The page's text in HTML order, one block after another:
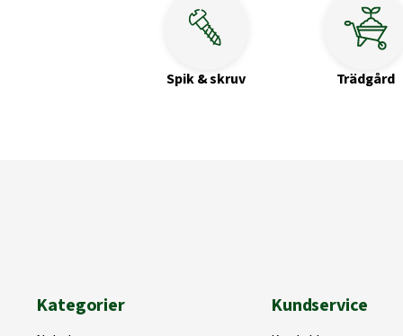
Spik & skruv Trädgård
Kategorier Kundservice